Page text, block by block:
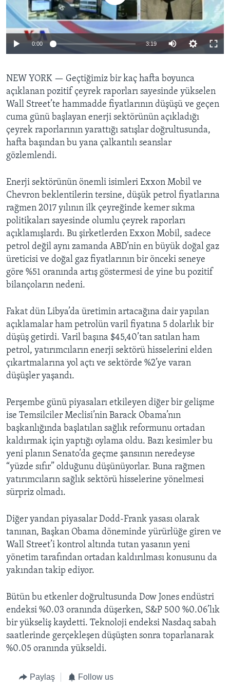
HAYATTAN
SANAT
BIZI TAKIP EDIN
Diller
0:00 3:19
NEW YORK — Geçtiğimiz bir kaç hafta boyunca
açıklanan pozitif çeyrek raporları sayesinde yükselen
Wall Street’te hammadde fiyatlarının düşüşü ve geçen
cuma günü başlayan enerji sektörünün açıkladığı
çeyrek raporlarının yarattığı satışlar doğrultusunda,
hafta başından bu yana çalkantılı seanslar
gözlemlendi.
Enerji sektörünün önemli isimleri Exxon Mobil ve
Chevron beklentilerin tersine, düşük petrol fiyatlarına
rağmen 2017 yılının ilk çeyreğinde kemer sıkma
politikaları sayesinde olumlu çeyrek raporları
açıklamışlardı. Bu şirketlerden Exxon Mobil, sadece
petrol değil aynı zamanda ABD’nin en büyük doğal gaz
üreticisi ve doğal gaz fiyatlarının bir önceki seneye
göre %51 oranında artış göstermesi de yine bu pozitif
bilançoların nedeni.
Fakat dün Libya’da üretimin artacağına dair yapılan
açıklamalar ham petrolün varil fiyatına 5 dolarlık bir
düşüş getirdi. Varil başına $45,40’tan satılan ham
petrol, yatırımcıların enerji sektörü hisselerini elden
çıkartmalarına yol açtı ve sektörde %2’ye varan
düşüşler yaşandı.
Perşembe günü piyasaları etkileyen diğer bir gelişme
ise Temsilciler Meclisi’nin Barack Obama’nın
başkanlığında başlatılan sağlık reformunu ortadan
kaldırmak için yaptığı oylama oldu. Bazı kesimler bu
yeni planın Senato’da geçme şansının neredeyse
“yüzde sıfır” olduğunu düşünüyorlar. Buna rağmen
yatırımcıların sağlık sektörü hisselerine yönelmesi
sürpriz olmadı.
Diğer yandan piyasalar Dodd-Frank yasası olarak
tanınan, Başkan Obama döneminde yürürlüğe giren ve
Wall Street’i kontrol altında tutan yasanın yeni
yönetim tarafından ortadan kaldırılması konusunu da
yakından takip ediyor.
Bütün bu etkenler doğrultusunda Dow Jones endüstri
endeksi %0.03 oranında düşerken, S&P 500 %0.06’lık
bir yükseliş kaydetti. Teknoloji endeksi Nasdaq sabah
saatlerinde gerçekleşen düşüşten sonra toparlanarak
%0.05 oranında yükseldi.
Paylaş Follow us